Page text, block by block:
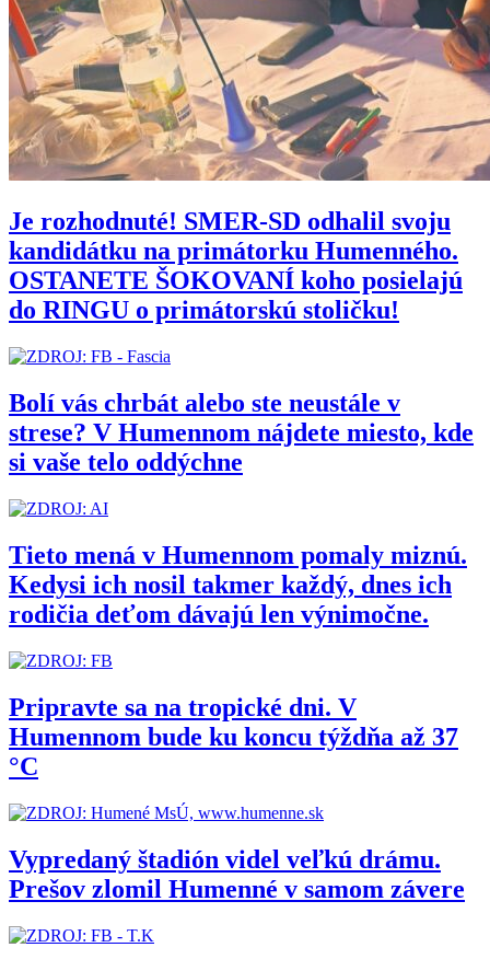
Je rozhodnuté! SMER-SD odhalil svoju
kandidátku na primátorku Humenného.
OSTANETE ŠOKOVANÍ koho posielajú
do RINGU o primátorskú stoličku!
Bolí vás chrbát alebo ste neustále v
strese? V Humennom nájdete miesto, kde
si vaše telo oddýchne
Tieto mená v Humennom pomaly miznú.
Kedysi ich nosil takmer každý, dnes ich
rodičia deťom dávajú len výnimočne.
Pripravte sa na tropické dni. V
Humennom bude ku koncu týždňa až 37
°C
Vypredaný štadión videl veľkú drámu.
Prešov zlomil Humenné v samom závere